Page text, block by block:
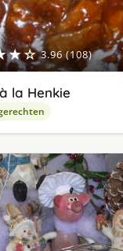
3.96 (108)
la Henkie